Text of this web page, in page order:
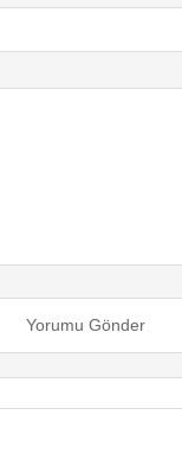
Yorumu Gönder